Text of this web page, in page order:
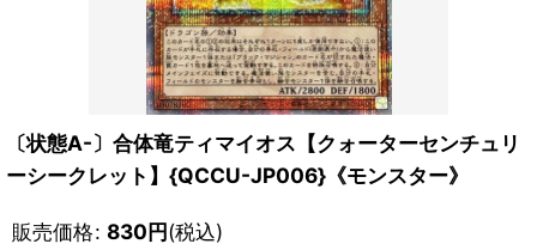
〔状態A-〕合体竜ティマイオス【クォーターセンチュリ
ーシークレット】{QCCU-JP006}《モンスター》
販売価格: 830円(税込)